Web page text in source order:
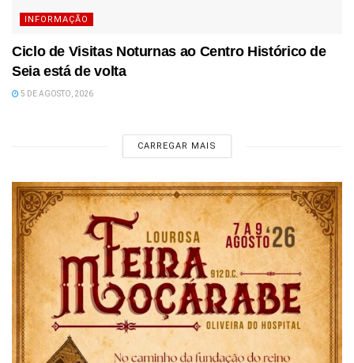
INFORMAÇÃO
Ciclo de Visitas Noturnas ao Centro Histórico de
Seia está de volta
5 DE AGOSTO, 2026
CARREGAR MAIS